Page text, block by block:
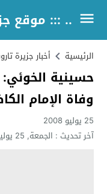
.. ::: موقع
الرئيسية أخبار جزيرة
حسينية
وفاة الإمام
25 يوليو 2008
آخر تحديث : الجمعة, 25 يوليو, 2008 - 7:33 مساءً